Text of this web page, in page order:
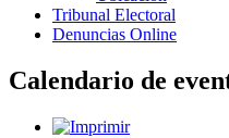
Tribunal Electoral
Denuncias Online
Calendario de